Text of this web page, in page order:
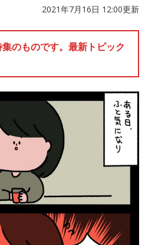
2021年7月16日 12:00更新
のものです。最新トピック